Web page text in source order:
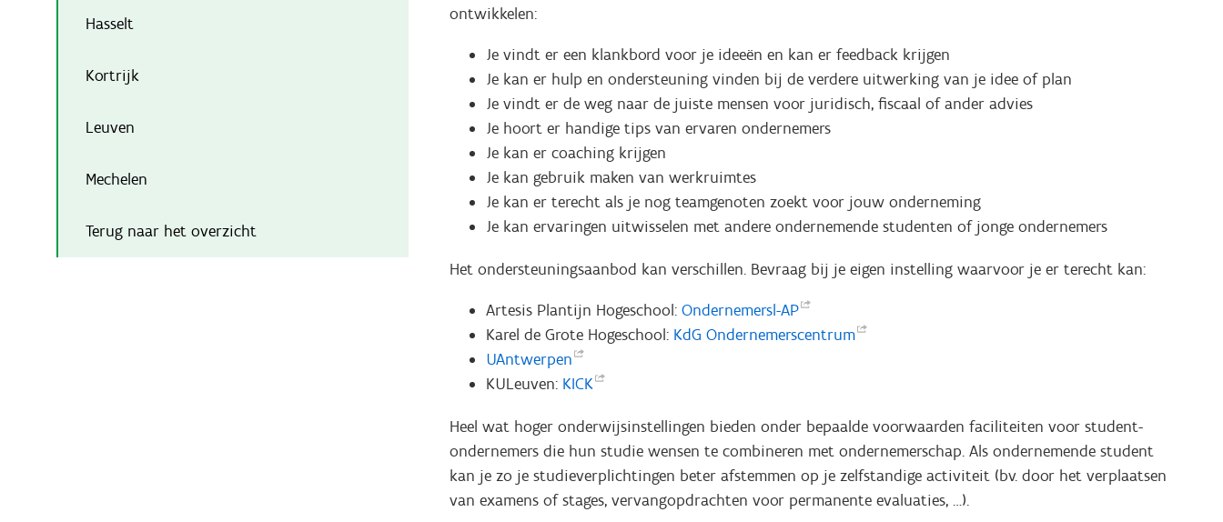
Hasselt
Kortrijk
Leuven
Mechelen
Terug naar het overzicht
ontwikkelen:
Je vindt er een klankbord voor je ideeën en kan er feedback krijgen
Je kan er hulp en ondersteuning vinden bij de verdere uitwerking van je idee of plan
Je vindt er de weg naar de juiste mensen voor juridisch, fiscaal of ander advies
Je hoort er handige tips van ervaren ondernemers
Je kan er coaching krijgen
Je kan gebruik maken van werkruimtes
Je kan er terecht als je nog teamgenoten zoekt voor jouw onderneming
Je kan ervaringen uitwisselen met andere ondernemende studenten of jonge ondernemers
Het ondersteuningsaanbod kan verschillen. Bevraag bij je eigen instelling waarvoor je er terecht kan:
Artesis Plantijn Hogeschool: Ondernemersl-AP
Karel de Grote Hogeschool: KdG Ondernemerscentrum
UAntwerpen
KULeuven: KICK
Heel wat hoger onderwijsinstellingen bieden onder bepaalde voorwaarden faciliteiten voor student-
ondernemers die hun studie wensen te combineren met ondernemerschap. Als ondernemende student
kan je zo je studieverplichtingen beter afstemmen op je zelfstandige activiteit (bv. door het verplaatsen
van examens of stages, vervangopdrachten voor permanente evaluaties, …).